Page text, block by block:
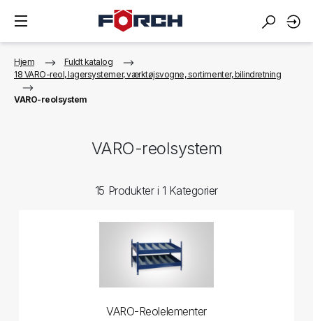
Hjem
Fuldt katalog
18 VARO-reol, lagersystemer, værktøjsvogne, sortimenter, bilindretning
VARO-reolsystem
VARO-reolsystem
15 Produkter i 1 Kategorier
VARO-Reolelementer